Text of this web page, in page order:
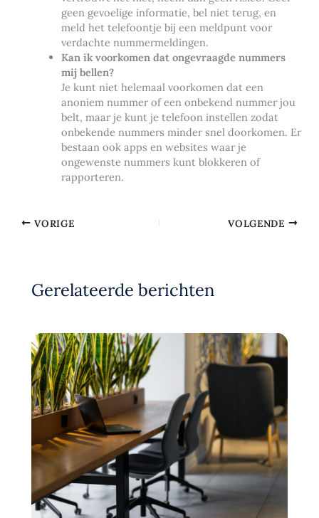
geen gevoelige informatie, bel niet terug, en
meld het telefoontje bij een meldpunt voor
verdachte nummermeldingen.
Kan ik voorkomen dat ongevraagde nummers
mij bellen?
Je kunt niet helemaal voorkomen dat een
anoniem nummer of een onbekend nummer jou
belt, maar je kunt je telefoon instellen zodat
onbekende nummers minder snel doorkomen. Er
bestaan ook apps en websites waar je
ongewenste nummers kunt blokkeren of
rapporteren.
VORIGE VOLGENDE
Gerelateerde berichten